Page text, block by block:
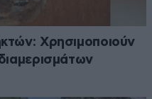
Χρησιμοποιούν